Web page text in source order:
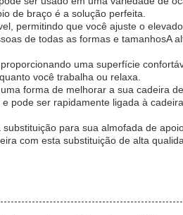
de braço é a solução perfeita.
permitindo que você ajuste o
de todas as formas e tamanhosA
uma superfície
você trabalha ou relaxa.
forma de melhorar a sua cadeira
pode ser rapidamente ligada à
para sua almofada de
com esta substituição de alta